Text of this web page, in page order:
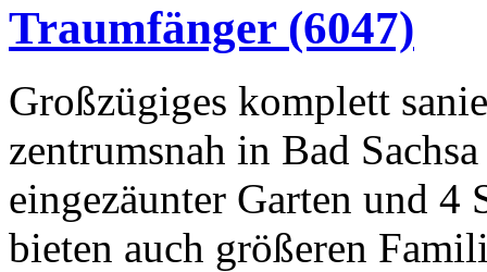
Traumfänger (6047)
Großzügiges komplett
zentrumsnah in Bad
eingezäunter Garten und 4
bieten auch größeren